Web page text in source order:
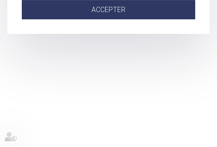
ACCEPTER